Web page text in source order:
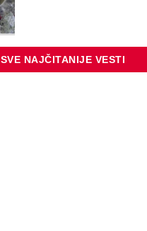
SVE NAJČITANIJE VESTI